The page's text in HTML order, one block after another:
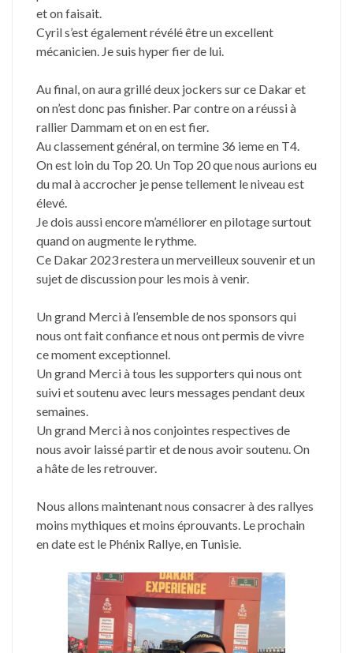
et on faisait.
Cyril s’est également révélé être un excellent
mécanicien. Je suis hyper fier de lui.
Au final, on aura grillé deux jockers sur ce Dakar et
on n’est donc pas finisher. Par contre on a réussi à
rallier Dammam et on en est fier.
Au classement général, on termine 36 ieme en T4.
On est loin du Top 20. Un Top 20 que nous aurions eu
du mal à accrocher je pense tellement le niveau est
élevé.
Je dois aussi encore m’améliorer en pilotage surtout
quand on augmente le rythme.
Ce Dakar 2023 restera un merveilleux souvenir et un
sujet de discussion pour les mois à venir.
Un grand Merci à l’ensemble de nos sponsors qui
nous ont fait confiance et nous ont permis de vivre
ce moment exceptionnel.
Un grand Merci à tous les supporters qui nous ont
suivi et soutenu avec leurs messages pendant deux
semaines.
Un grand Merci à nos conjointes respectives de
nous avoir laissé partir et de nous avoir soutenu. On
a hâte de les retrouver.
Nous allons maintenant nous consacrer à des rallyes
moins mythiques et moins éprouvants. Le prochain
en date est le Phénix Rallye, en Tunisie.